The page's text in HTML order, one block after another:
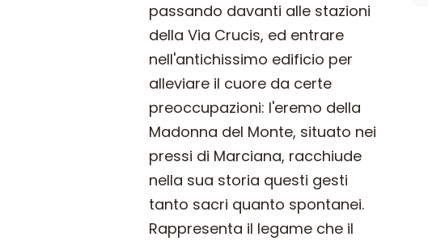
passando davanti alle stazioni
della Via Crucis, ed entrare
nell'antichissimo edificio per
alleviare il cuore da certe
preoccupazioni: l'eremo della
Madonna del Monte, situato nei
pressi di Marciana, racchiude
nella sua storia questi gesti
tanto sacri quanto spontanei.
Rappresenta il legame che il